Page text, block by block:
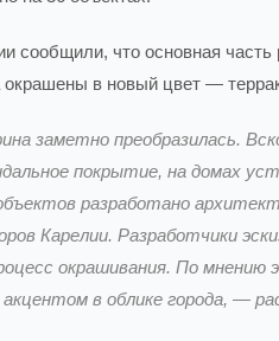
сообщили, что основная
окрашены в новый цвет —
заметно преобразилась.
покрытие, на домах
разработано
Карелии. Разработчики
окрашивания. По
в облике города, —